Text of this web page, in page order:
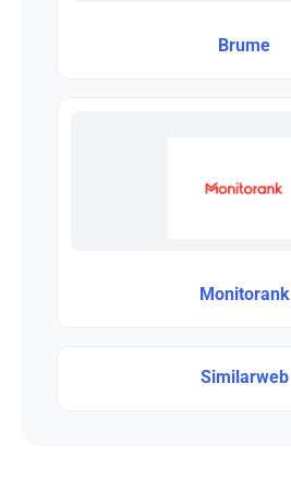
Brume
Monitorank
Similarweb